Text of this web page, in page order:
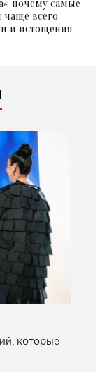
почему самые
всего
и истощения
которые